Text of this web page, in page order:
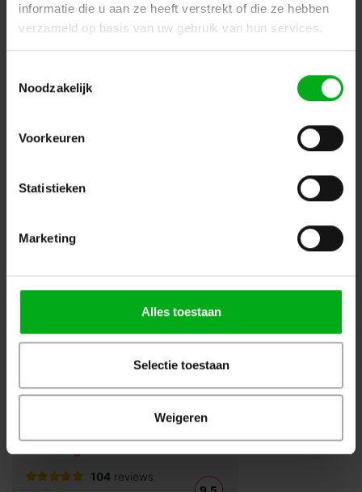
informatie die u aan ze heeft verstrekt of die ze hebben
verzameld op basis van uw gebruik van hun services.
Noodzakelijk
Voorkeuren
Statistieken
Marketing
Alles toestaan
Selectie toestaan
Weigeren
Dé specialist podiumtechniek; van schets naar uitvoering
Kleine Tocht 32
Volg ons op Instagram
Klantenservice
Kennisbank
Beoordelingen